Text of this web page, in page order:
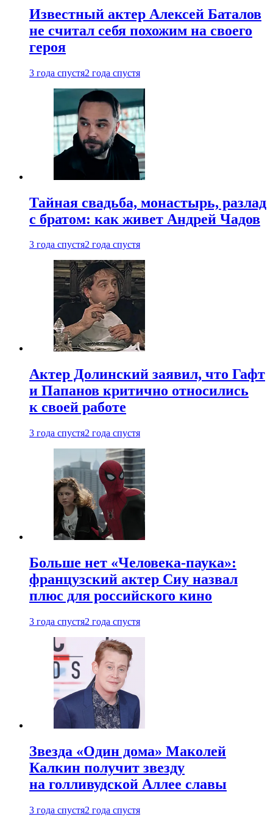
Известный актер Алексей Баталов
не считал себя похожим на своего
героя
3 года спустя2 года спустя
Тайная свадьба, монастырь, разлад
с братом: как живет Андрей Чадов
3 года спустя2 года спустя
Актер Долинский заявил, что Гафт
и Папанов критично относились
к своей работе
3 года спустя2 года спустя
Больше нет «Человека-паука»:
французский актер Сиу назвал
плюс для российского кино
3 года спустя2 года спустя
Звезда «Один дома» Маколей
Калкин получит звезду
на голливудской Аллее славы
3 года спустя2 года спустя